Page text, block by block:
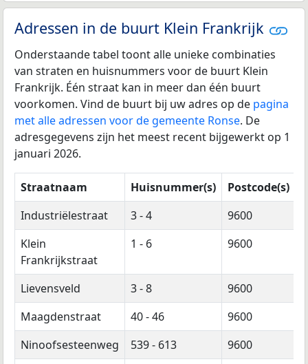
Adressen in de buurt Klein Frankrijk
Onderstaande tabel toont alle unieke combinaties
van straten en huisnummers voor de buurt Klein
Frankrijk. Één straat kan in meer dan één buurt
voorkomen. Vind de buurt bij uw adres op de pagina
met alle adressen voor de gemeente Ronse. De
adresgegevens zijn het meest recent bijgewerkt op 1
januari 2026.
Straatnaam Huisnummer(s)
Postcode(s)
Industriëlestraat
3 - 4
9600
Klein
Frankrijkstraat
1 - 6 9600
Lievensveld 3 - 8
9600
Maagdenstraat
40 - 46
9600
Ninoofsesteenweg
539 - 613
9600